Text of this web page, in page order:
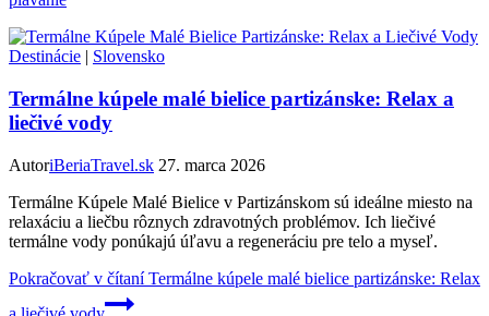
Destinácie | Slovensko
Termálne kúpele malé bielice partizánske: Relax a
liečivé vody
AutoriBeriaTravel.sk 27. marca 2026
Termálne Kúpele Malé Bielice v Partizánskom sú ideálne miesto na
relaxáciu a liečbu rôznych zdravotných problémov. Ich liečivé
termálne vody ponúkajú úľavu a regeneráciu pre telo a myseľ.
Pokračovať v čítaníTermálne kúpele malé bielice partizánske: Relax